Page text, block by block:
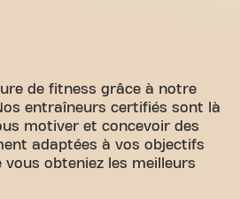
de fitness grâce à notre
entraîneurs certifiés sont là
motiver et concevoir des
adaptées à vos objectifs
obteniez les meilleurs